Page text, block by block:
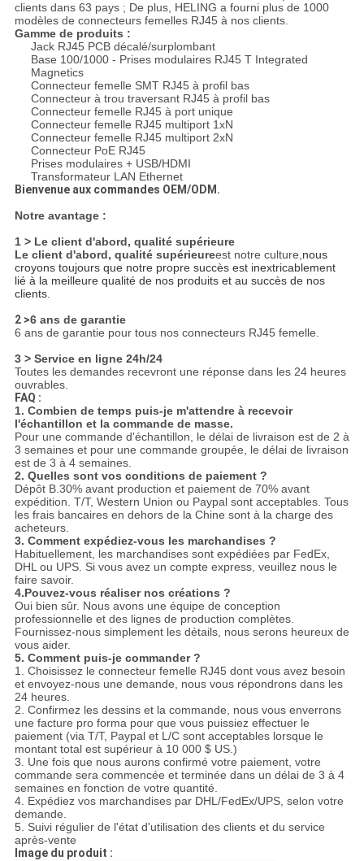
clients dans 63 pays ; De plus, HELING a fourni plus de 1000
modèles de connecteurs femelles RJ45 à nos clients.
Gamme de produits :
Jack RJ45 PCB décalé/surplombant
Base 100/1000 - Prises modulaires RJ45 T Integrated
Magnetics
Connecteur femelle SMT RJ45 à profil bas
Connecteur à trou traversant RJ45 à profil bas
Connecteur femelle RJ45 à port unique
Connecteur femelle RJ45 multiport 1xN
Connecteur femelle RJ45 multiport 2xN
Connecteur PoE RJ45
Prises modulaires + USB/HDMI
Transformateur LAN Ethernet
Bienvenue aux commandes OEM/ODM.
Notre avantage :
1 > Le client d'abord, qualité supérieure
Le client d'abord, qualité supérieureest notre culture,nous
croyons toujours que notre propre succès est inextricablement
lié à la meilleure qualité de nos produits et au succès de nos
clients.
2 >6 ans de garantie
6 ans de garantie pour tous nos connecteurs RJ45 femelle.
3 > Service en ligne 24h/24
Toutes les demandes recevront une réponse dans les 24 heures
ouvrables.
FAQ :
1. Combien de temps puis-je m'attendre à recevoir
l'échantillon et la commande de masse.
Pour une commande d'échantillon, le délai de livraison est de 2 à
3 semaines et pour une commande groupée, le délai de livraison
est de 3 à 4 semaines.
2. Quelles sont vos conditions de paiement ?
Dépôt B.30% avant production et paiement de 70% avant
expédition. T/T, Western Union ou Paypal sont acceptables. Tous
les frais bancaires en dehors de la Chine sont à la charge des
acheteurs.
3. Comment expédiez-vous les marchandises ?
Habituellement, les marchandises sont expédiées par FedEx,
DHL ou UPS. Si vous avez un compte express, veuillez nous le
faire savoir.
4.Pouvez-vous réaliser nos créations ?
Oui bien sûr. Nous avons une équipe de conception
professionnelle et des lignes de production complètes.
Fournissez-nous simplement les détails, nous serons heureux de
vous aider.
5. Comment puis-je commander ?
1. Choisissez le connecteur femelle RJ45 dont vous avez besoin
et envoyez-nous une demande, nous vous répondrons dans les
24 heures.
2. Confirmez les dessins et la commande, nous vous enverrons
une facture pro forma pour que vous puissiez effectuer le
paiement (via T/T, Paypal et L/C sont acceptables lorsque le
montant total est supérieur à 10 000 $ US.)
3. Une fois que nous aurons confirmé votre paiement, votre
commande sera commencée et terminée dans un délai de 3 à 4
semaines en fonction de votre quantité.
4. Expédiez vos marchandises par DHL/FedEx/UPS, selon votre
demande.
5. Suivi régulier de l'état d'utilisation des clients et du service
après-vente
Image du produit :